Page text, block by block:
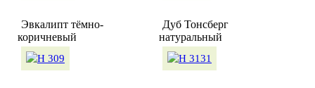
Эвкалипт тёмно-
коричневый
Дуб Тонсберг
натуральный